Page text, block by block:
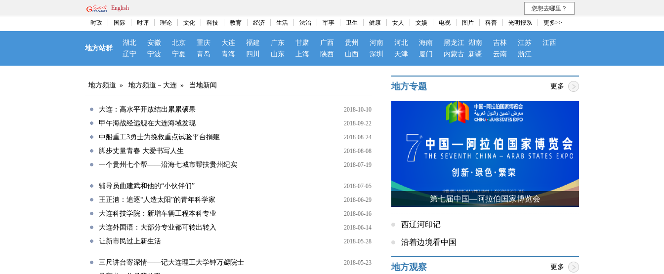
English 您想去哪里？
时政 国际 时评 理论 文化 科技 教育 经济 生活 法治 军事 卫生 健康 女人 文娱 电视 图片 科普 光明报系 更多>>
地方站群
湖北 安徽 北京 重庆 大连 福建 广东 甘肃 广西 贵州 河南 河北 海南 黑龙江 湖南 吉林 江苏
江西
辽宁
宁波 宁夏 青岛 青海 四川 山东 上海 陕西 山西 深圳 天津 厦门 内蒙古 新疆 云南 浙江
地方频道 » 地方频道－大连 » 当地新闻
大连：高水平开放结出累累硕果 2018-10-10
甲午海战经远舰在大连海域发现 2018-09-22
中船重工3勇士为挽救重点试验平台捐躯 2018-08-24
脚步丈量青春 大爱书写人生 2018-08-08
一个贵州七个帮——沿海七城市帮扶贵州纪实 2018-07-19
辅导员曲建武和他的“小伙伴们” 2018-07-05
王正汹：追逐“人造太阳”的青年科学家 2018-06-29
大连科技学院：新增车辆工程本科专业 2018-06-16
大连外国语：大部分专业都可转出转入 2018-06-14
让新市民过上新生活 2018-05-28
三尺讲台寄深情——记大连理工大学钟万勰院士 2018-05-23
地方专题 更多
第七届中国—阿拉伯国家博览会
西辽河印记
沿着边境看中国
地方观察 更多